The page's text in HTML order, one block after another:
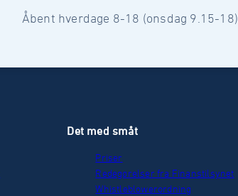
Åbent hverdage 8-18 (onsdag 9.15-18)
Det med småt
Priser
Redegørelser fra Finanstilsynet
Whistleblowerordning